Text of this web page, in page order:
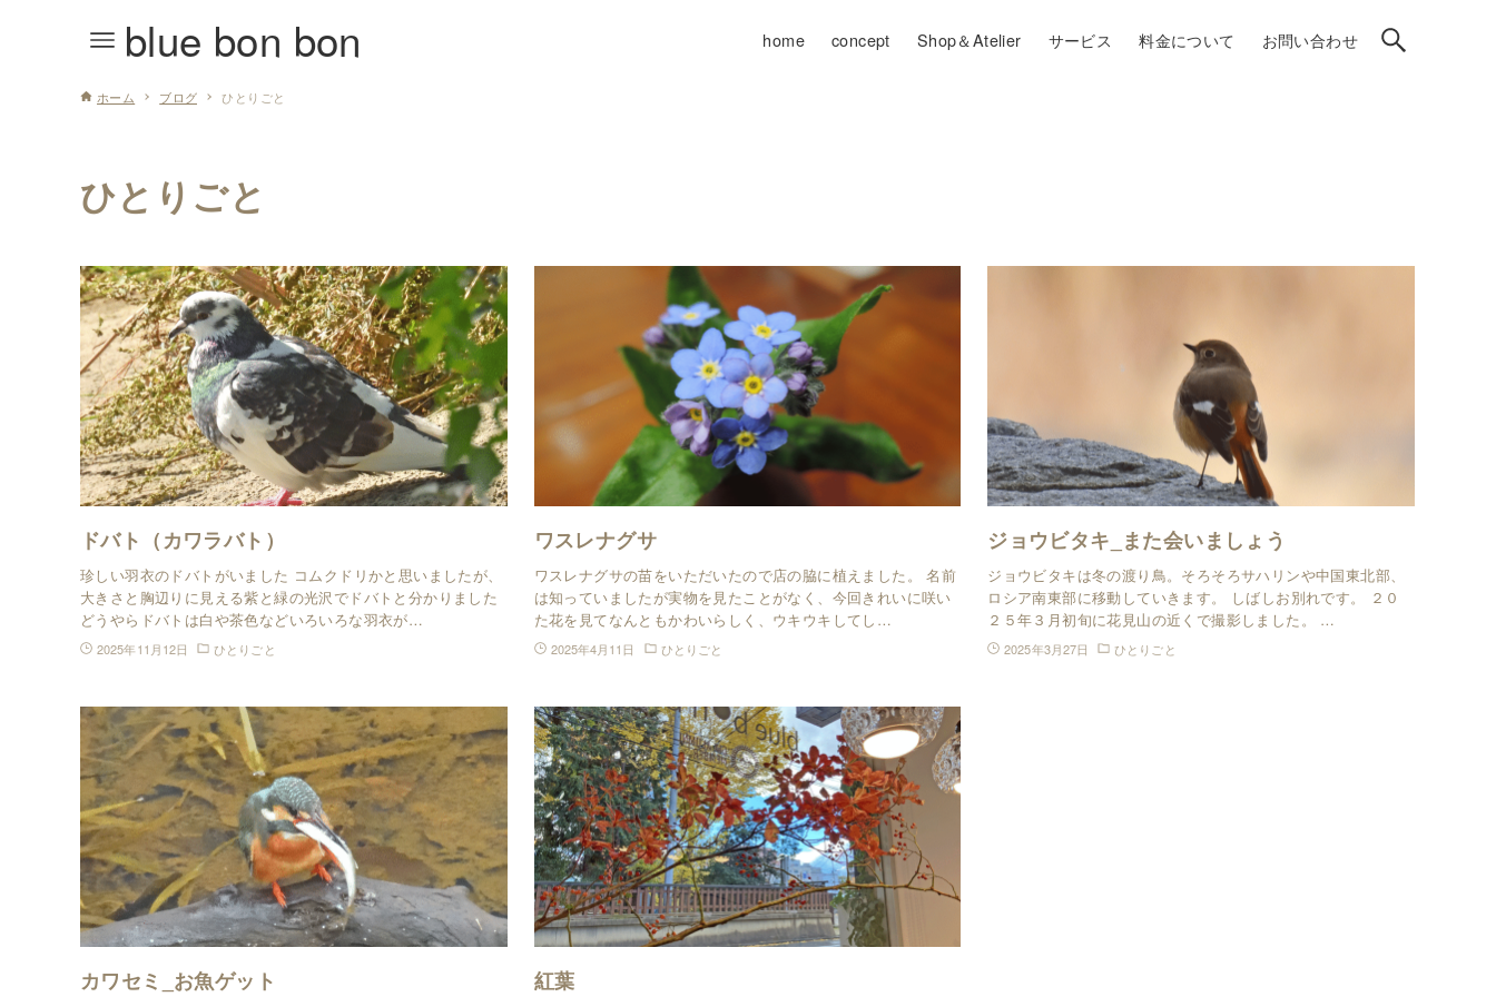
blue bon bon home concept Shop＆Atelier サービス 料金について お問い合わせ
ホーム ブログ ひとりごと
ひとりごと
ドバト（カワラバト）
珍しい羽衣のドバトがいました コムクドリかと思いましたが、
大きさと胸辺りに見える紫と緑の光沢でドバトと分かりました
どうやらドバトは白や茶色などいろいろな羽衣が…
2025年11月12日 ひとりごと
ワスレナグサ
ワスレナグサの苗をいただいたので店の脇に植えました。 名前
は知っていましたが実物を見たことがなく、今回きれいに咲い
た花を見てなんともかわいらしく、ウキウキしてし…
2025年4月11日 ひとりごと
ジョウビタキ_また会いましょう
ジョウビタキは冬の渡り鳥。そろそろサハリンや中国東北部、
ロシア南東部に移動していきます。 しばしお別れです。 ２０
２５年３月初旬に花見山の近くで撮影しました。 …
2025年3月27日 ひとりごと
カワセミ_お魚ゲット 紅葉